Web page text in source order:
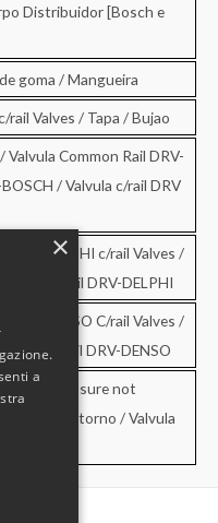
Distribuidor [Bosch e
goma / Mangueira
rail Valves / Tapa / Bujao
Valvula Common Rail DRV-
/ Valvula c/rail DRV
DRV-DELPHI c/rail Valves /
c/rail DRV-DELPHI
DRV-DENSO C/rail Valves /
c/rail DRV-DENSO
/ Pressure not
y no retorno / Valvula
×
a